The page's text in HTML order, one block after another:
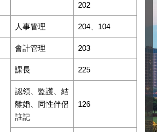
202
人事管理 204、104
會計管理 203
課長 225
認領、監護、結
離婚、同性伴侶
註記
126